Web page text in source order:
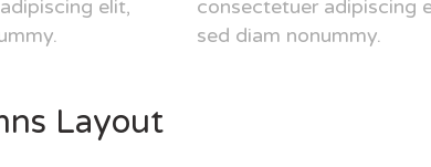
elit,
consectetuer adipiscing
sed diam nonummy.
Layout